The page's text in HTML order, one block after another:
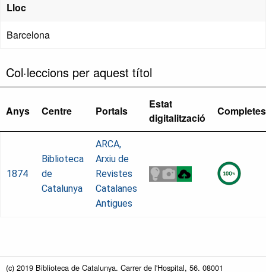
Lloc
Barcelona
Col·leccions per aquest títol
Anys Centre Portals
Estat
digitalització
1874
Biblioteca
de
Catalunya
ARCA,
Arxiu de
Revistes
Catalanes
Antigues
(c) 2019 Biblioteca de Catalunya. Carrer de l'Hospital, 56. 08001